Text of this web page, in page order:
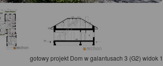
gotowy projekt Dom w galantusach 3 (G2) widok 1